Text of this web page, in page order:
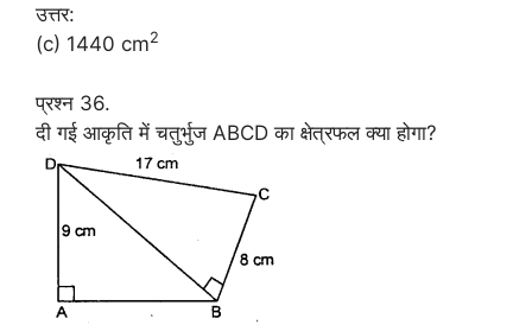
उत्तर:
(c) 1440 cm2
प्रश्न 36.
दी गई आकृति में चतुर्भुज ABCD का क्षेत्रफल क्या होगा?